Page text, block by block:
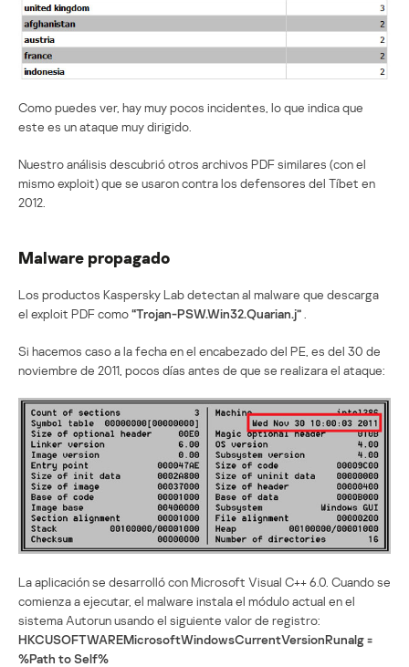
Como puedes ver, hay muy pocos incidentes, lo que indica que
este es un ataque muy dirigido.
Nuestro análisis descubrió otros archivos PDF similares (con el
mismo exploit) que se usaron contra los defensores del Tíbet en
2012.
Malware propagado
Los productos Kaspersky Lab detectan al malware que descarga
el exploit PDF como“Trojan-PSW.Win32.Quarian.j”
Si hacemos caso a la fecha en el encabezado del PE, es del 30 de
noviembre de 2011, pocos días antes de que se realizara el ataque:
La aplicación se desarrolló con Microsoft Visual C++ 6.0. Cuando se
comienza a ejecutar, el malware instala el módulo actual en el
sistema Autorun usando el siguiente valor de registro:
HKCUSOFTWAREMicrosoftWindowsCurrentVersionRunalg =
%Path to Self%